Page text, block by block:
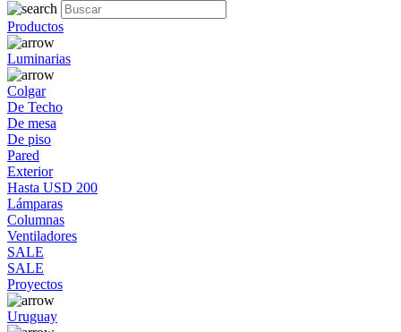
Productos
Luminarias
Colgar
De Techo
De mesa
De piso
Pared
Exterior
Hasta USD 200
Lámparas
Columnas
Ventiladores
SALE
SALE
Proyectos
Uruguay